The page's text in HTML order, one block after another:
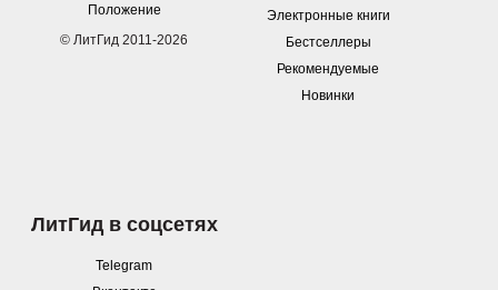
Положение
© ЛитГид 2011-2026
Электронные книги
Бестселлеры
Рекомендуемые
Новинки
ЛитГид в соцсетях
Telegram